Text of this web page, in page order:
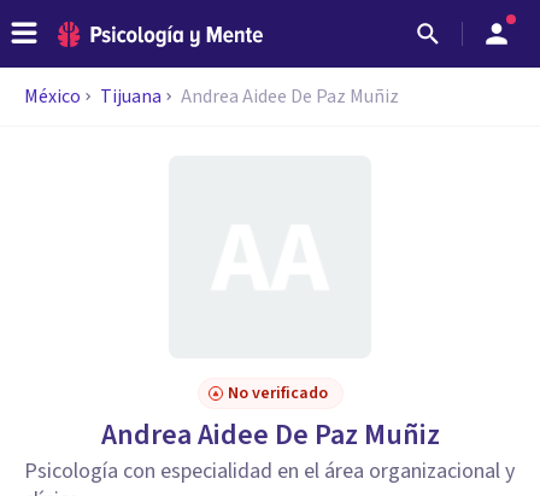
México Tijuana Andrea Aidee De Paz Muñiz
No verificado
Andrea Aidee De Paz Muñiz
Psicología con especialidad en el área organizacional y